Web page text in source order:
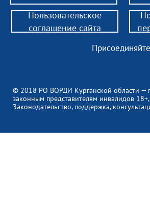
© 2018 РО ВОРДИ Курганской области —
законным представителям инвалидов
Законодательство, поддержка,
Пользовательское
соглашение сайта